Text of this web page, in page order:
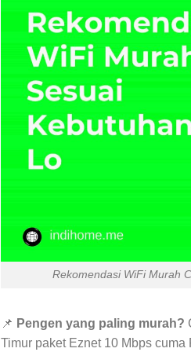
Rekomendasi WiFi Murah
📌 Pengen yang paling murah?
Timur paket Eznet 10 Mbps cuma